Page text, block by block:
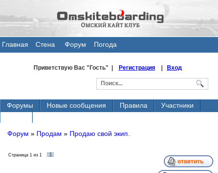
Главная
Стена
Форум Погода
Приветствую Вас"Гость" | Регистрация| Вход
Форумы Новые сообщения Правила
Участники
Форум » Продам » Продаю свой экип.
Страница 1 из 1 1